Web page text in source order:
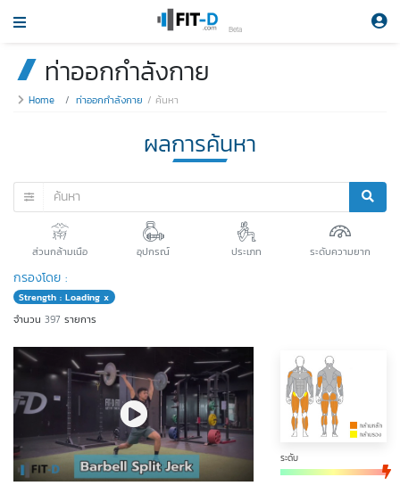
Beta
ท่าออกกำลังกาย
Home ท่าออกกำลังกาย ค้นหา
ผลการค้นหา
ส่วนกล้ามเนือ อุปกรณ์ ประเภท ระดับความยาก
กรองโดย :
Strength : Loading x
จำนวน 397 รายการ
ระดับ